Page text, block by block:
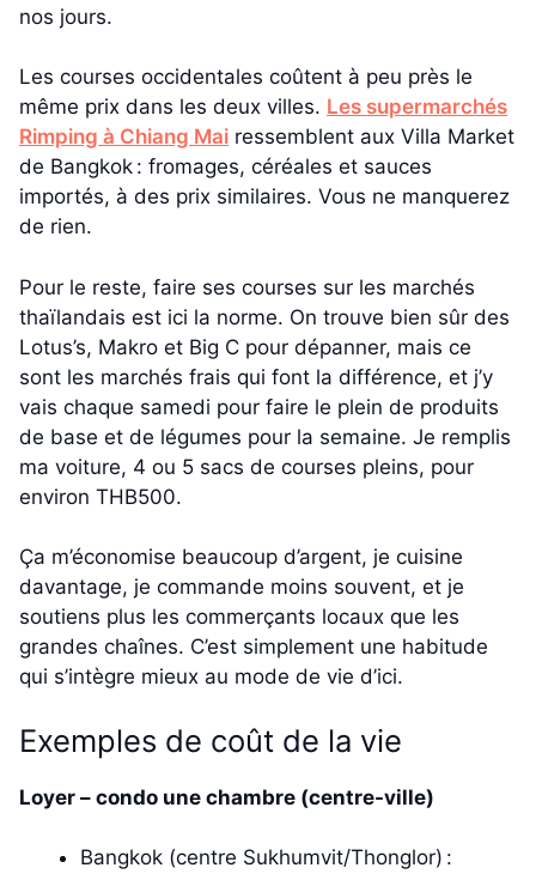
nos jours.
Les courses occidentales coûtent à peu près le
même prix dans les deux villes. Les supermarchés
Rimping à Chiang Mai ressemblent aux Villa Market
de Bangkok : fromages, céréales et sauces
importés, à des prix similaires. Vous ne manquerez
de rien.
Pour le reste, faire ses courses sur les marchés
thaïlandais est ici la norme. On trouve bien sûr des
Lotus’s, Makro et Big C pour dépanner, mais ce
sont les marchés frais qui font la différence, et j’y
vais chaque samedi pour faire le plein de produits
de base et de légumes pour la semaine. Je remplis
ma voiture, 4 ou 5 sacs de courses pleins, pour
environ THB500.
Ça m’économise beaucoup d’argent, je cuisine
davantage, je commande moins souvent, et je
soutiens plus les commerçants locaux que les
grandes chaînes. C’est simplement une habitude
qui s’intègre mieux au mode de vie d’ici.
Exemples de coût de la vie
Loyer – condo une chambre (centre-ville)
Bangkok (centre Sukhumvit/Thonglor) :